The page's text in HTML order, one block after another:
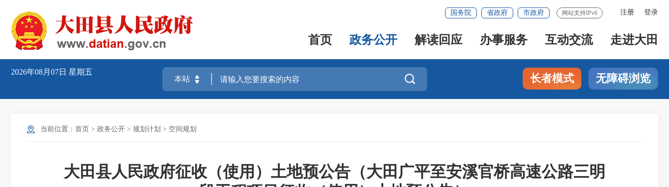
注册 登录
国务院 省政府 市政府 网站支持IPv6
首页 政务公开 解读回应 办事服务 互动交流 走进大田
2026年08月07日 星期五
 长者模式 无障碍浏览
当前位置： 首页 > 政务公开 > 规划计划 > 空间规划
大田县人民政府征收（使用）土地预公告（大田广平至安溪官桥高速公路三明